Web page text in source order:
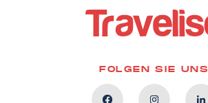
FOLGEN SIE UNS